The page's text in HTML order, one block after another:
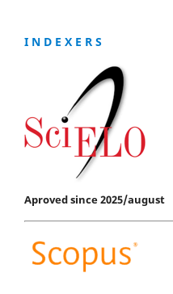
I N D E X E R S
Aproved since 2025/august